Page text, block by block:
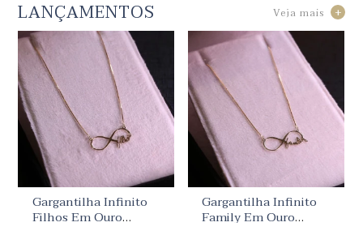
LANÇAMENTOS Veja mais
Gargantilha Infinito
Filhos Em Ouro
Gargantilha Infinito
Family Em Ouro